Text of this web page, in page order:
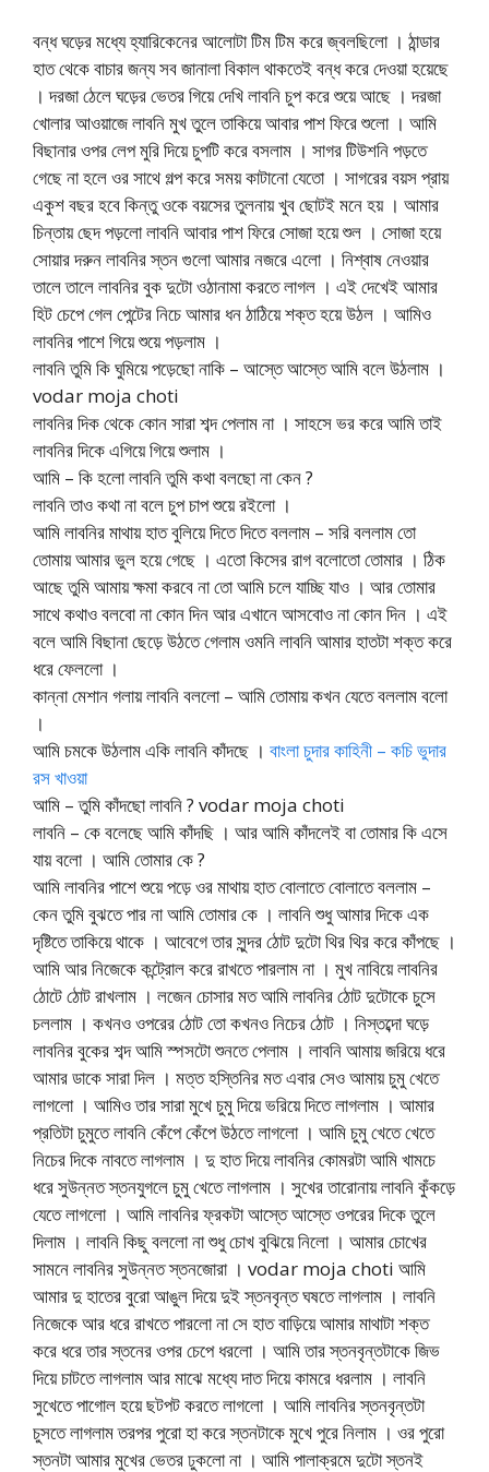
বন্ধ ঘড়ের মধ্যে হ্যারিকেনের আলোটা টিম টিম করে জ্বলছিলো । ঠান্ডার
হাত থেকে বাচার জন্য সব জানালা বিকাল থাকতেই বন্ধ করে দেওয়া হয়েছে
। দরজা ঠেলে ঘড়ের ভেতর গিয়ে দেখি লাবনি চুপ করে শুয়ে আছে । দরজা
খোলার আওয়াজে লাবনি মুখ তুলে তাকিয়ে আবার পাশ ফিরে শুলো । আমি
বিছানার ওপর লেপ মুরি দিয়ে চুপটি করে বসলাম । সাগর টিউশনি পড়তে
গেছে না হলে ওর সাথে গল্প করে সময় কাটানো যেতো । সাগরের বয়স প্রায়
একুশ বছর হবে কিন্তু ওকে বয়সের তুলনায় খুব ছোটই মনে হয় । আমার
চিন্তায় ছেদ পড়লো লাবনি আবার পাশ ফিরে সোজা হয়ে শুল । সোজা হয়ে
সোয়ার দরুন লাবনির স্তন গুলো আমার নজরে এলো । নিশ্বাষ নেওয়ার
তালে তালে লাবনির বুক দুটো ওঠানামা করতে লাগল । এই দেখেই আমার
হিট চেপে গেল পেন্টের নিচে আমার ধন ঠাঠিয়ে শক্ত হয়ে উঠল । আমিও
লাবনির পাশে গিয়ে শুয়ে পড়লাম ।
লাবনি তুমি কি ঘুমিয়ে পড়েছো নাকি – আস্তে আস্তে আমি বলে উঠলাম ।
vodar moja choti
লাবনির দিক থেকে কোন সারা শব্দ পেলাম না । সাহসে ভর করে আমি তাই
লাবনির দিকে এগিয়ে গিয়ে শুলাম ।
আমি – কি হলো লাবনি তুমি কথা বলছো না কেন ?
লাবনি তাও কথা না বলে চুপ চাপ শুয়ে রইলো ।
আমি লাবনির মাথায় হাত বুলিয়ে দিতে দিতে বললাম – সরি বললাম তো
তোমায় আমার ভুল হয়ে গেছে । এতো কিসের রাগ বলোতো তোমার । ঠিক
আছে তুমি আমায় ক্ষমা করবে না তো আমি চলে যাচ্ছি যাও । আর তোমার
সাথে কথাও বলবো না কোন দিন আর এখানে আসবোও না কোন দিন । এই
বলে আমি বিছানা ছেড়ে উঠতে গেলাম ওমনি লাবনি আমার হাতটা শক্ত করে
ধরে ফেললো ।
কান্না মেশান গলায় লাবনি বললো – আমি তোমায় কখন যেতে বললাম বলো
।
আমি চমকে উঠলাম একি লাবনি কাঁদছে । বাংলা চুদার কাহিনী – কচি ভুদার
রস খাওয়া
আমি – তুমি কাঁদছো লাবনি ? vodar moja choti
লাবনি – কে বলেছে আমি কাঁদছি । আর আমি কাঁদলেই বা তোমার কি এসে
যায় বলো । আমি তোমার কে ?
আমি লাবনির পাশে শুয়ে পড়ে ওর মাথায় হাত বোলাতে বোলাতে বললাম –
কেন তুমি বুঝতে পার না আমি তোমার কে । লাবনি শুধু আমার দিকে এক
দৃষ্টিতে তাকিয়ে থাকে । আবেগে তার সুন্দর ঠোট দুটো থির থির করে কাঁপছে ।
আমি আর নিজেকে কন্ট্রোল করে রাখতে পারলাম না । মুখ নাবিয়ে লাবনির
ঠোটে ঠোট রাখলাম । লজেন চোসার মত আমি লাবনির ঠোট দুটোকে চুসে
চললাম । কখনও ওপরের ঠোট তো কখনও নিচের ঠোট । নিস্তব্দো ঘড়ে
লাবনির বুকের শব্দ আমি স্পসটো শুনতে পেলাম । লাবনি আমায় জরিয়ে ধরে
আমার ডাকে সারা দিল । মত্ত হস্তিনির মত এবার সেও আমায় চুমু খেতে
লাগলো । আমিও তার সারা মুখে চুমু দিয়ে ভরিয়ে দিতে লাগলাম । আমার
প্রতিটা চুমুতে লাবনি কেঁপে কেঁপে উঠতে লাগলো । আমি চুমু খেতে খেতে
নিচের দিকে নাবতে লাগলাম । দু হাত দিয়ে লাবনির কোমরটা আমি খামচে
ধরে সুউন্নত স্তনযুগলে চুমু খেতে লাগলাম । সুখের তারোনায় লাবনি কুঁকড়ে
যেতে লাগলো । আমি লাবনির ফ্রকটা আস্তে আস্তে ওপরের দিকে তুলে
দিলাম । লাবনি কিছু বললো না শুধু চোখ বুঝিয়ে নিলো । আমার চোখের
সামনে লাবনির সুউন্নত স্তনজোরা । vodar moja choti আমি
আমার দু হাতের বুরো আঙুল দিয়ে দুই স্তনবৃন্ত ঘষতে লাগলাম । লাবনি
নিজেকে আর ধরে রাখতে পারলো না সে হাত বাড়িয়ে আমার মাথাটা শক্ত
করে ধরে তার স্তনের ওপর চেপে ধরলো । আমি তার স্তনবৃন্তটাকে জিভ
দিয়ে চাটতে লাগলাম আর মাঝে মধ্যে দাত দিয়ে কামরে ধরলাম । লাবনি
সুখেতে পাগোল হয়ে ছটপট করতে লাগলো । আমি লাবনির স্তনবৃন্তটা
চুসতে লাগলাম তরপর পুরো হা করে স্তনটাকে মুখে পুরে নিলাম । ওর পুরো
স্তনটা আমার মুখের ভেতর ঢুকলো না । আমি পালাক্রমে দুটো স্তনই